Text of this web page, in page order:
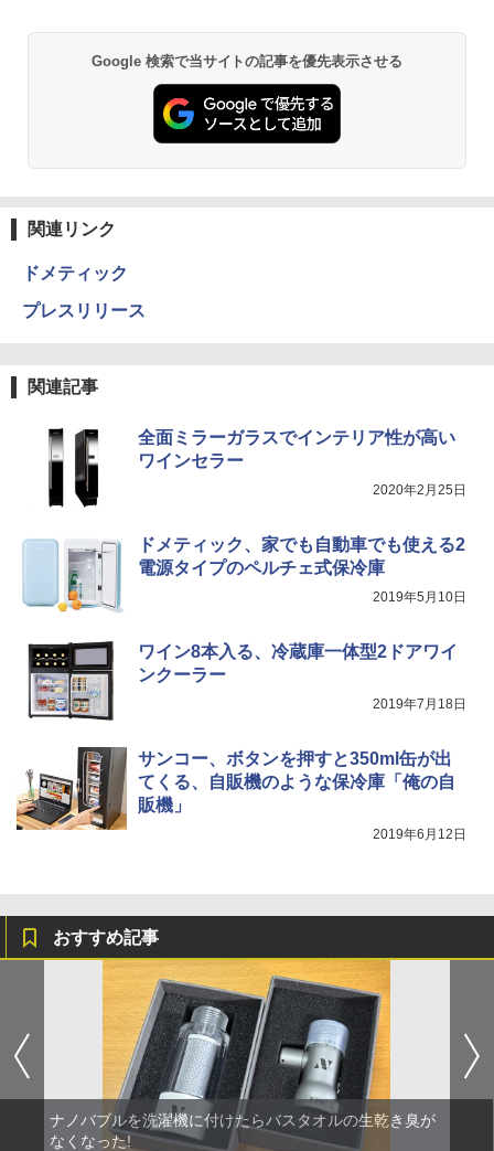
Google 検索で当サイトの記事を優先表示させる
関連リンク
ドメティック
プレスリリース
関連記事
全面ミラーガラスでインテリア性が高い
ワインセラー
2020年2月25日
ドメティック、家でも自動車でも使える2
電源タイプのペルチェ式保冷庫
2019年5月10日
ワイン8本入る、冷蔵庫一体型2ドアワイ
ンクーラー
2019年7月18日
サンコー、ボタンを押すと350ml缶が出
てくる、自販機のような保冷庫「俺の自
販機」
2019年6月12日
おすすめ記事
ナノバブルを洗濯機に付けたらバスタオルの生乾き臭が
なくなった!